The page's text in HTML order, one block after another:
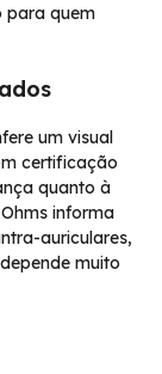
para quem
um visual
certificação
quanto à
informa
auriculares,
muito